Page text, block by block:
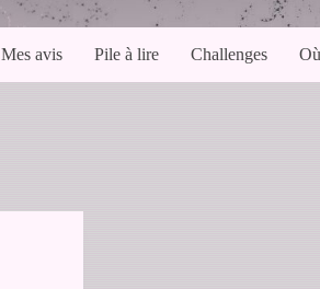
Mes avis Pile à lire Challenges